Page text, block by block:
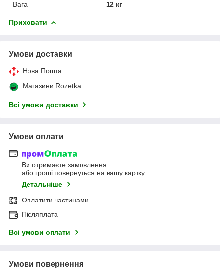
Вага 12 кг
Приховати
Умови доставки
Нова Пошта
Магазини Rozetka
Всі умови доставки
Умови оплати
Ви отримаєте замовлення
або гроші повернуться на вашу картку
Детальніше
Оплатити частинами
Післяплата
Всі умови оплати
Умови повернення